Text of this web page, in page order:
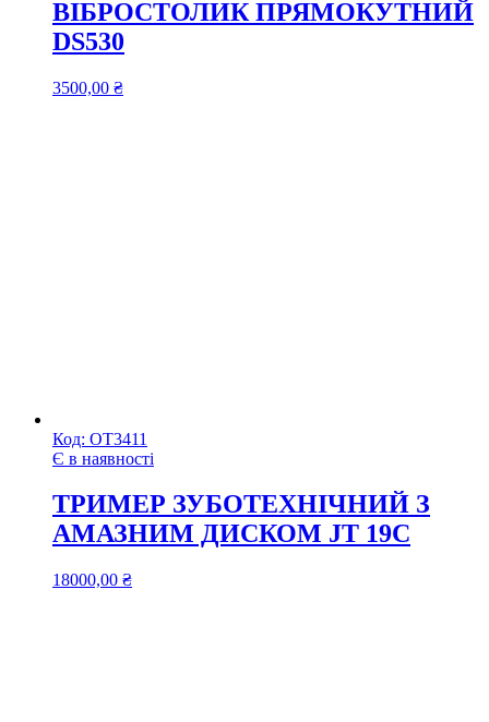
ВІБРОСТОЛИК ПРЯМОКУТНИЙ
DS530
3500,00 ₴
Код: ОТ3411
Є в наявності
ТРИМЕР ЗУБОТЕХНІЧНИЙ З
АМАЗНИМ ДИСКОМ JТ 19C
18000,00 ₴